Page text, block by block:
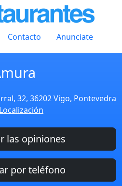
Contacto Anunciate
32, 36202 Vigo, Pontevedra
las opiniones
por teléfono